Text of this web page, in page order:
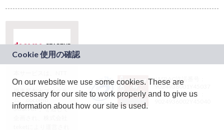
ドコモグループの新
規事業創出プログラ
ム「docomo
STARTUP」を通じて
JASRAC許諾番号：
9024936001Y45037
JASRAC許諾番号：
On our website we use some cookies. These are
necessary for our site to work properly and to give us
information about how our site is used.